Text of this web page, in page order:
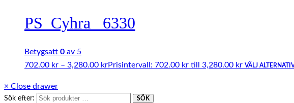
PS_Cyhra _6330
Betygsatt 0 av 5
702.00 kr – 3,280.00 krPrisintervall: 702.00 kr till 3,280.00 kr VÄLJ
× Close drawer
Sök efter: SÖK